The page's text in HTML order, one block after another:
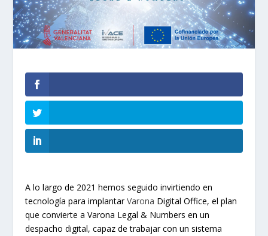
A lo largo de 2021 hemos seguido invirtiendo en
tecnología para implantarVarona Digital Office, el plan
que convierte a Varona Legal & Numbers en un
despacho digital, capaz de trabajar con un sistema